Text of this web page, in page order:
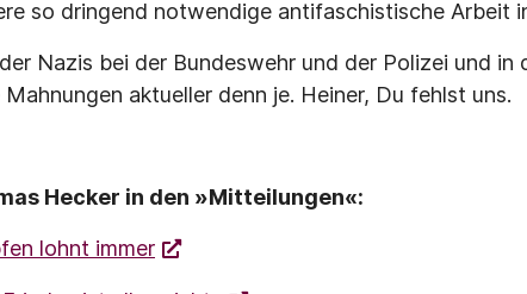
so dringend notwendige antifaschistische Arbeit
Nazis bei der Bundeswehr und der Polizei und in
aktueller denn je. Heiner, Du fehlst uns.
Hecker in den »Mitteilungen«:
lohnt immer